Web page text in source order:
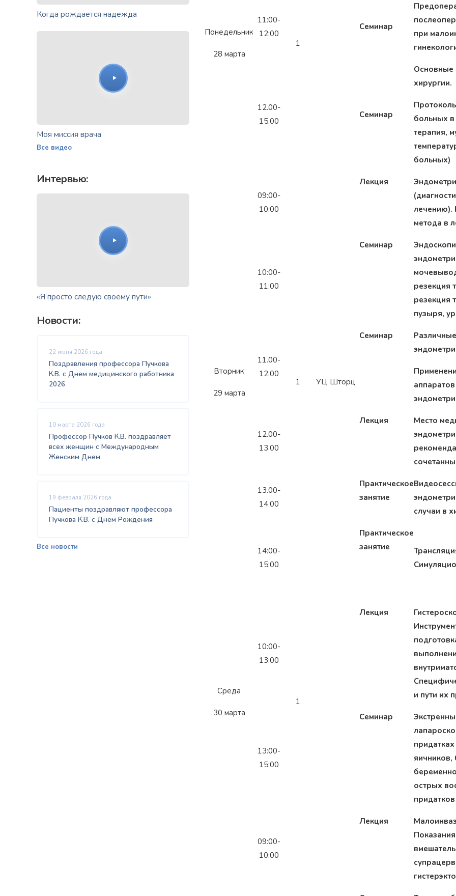
Когда рождается надежда
Моя миссия врача
Все видео
Интервью:
«Я просто следую своему пути»
Новости:
22 июня 2026 года
Поздравления профессора Пучкова
К.В. с Днем медицинского работника
2026
10 марта 2026 года
Профессор Пучков К.В. поздравляет
всех женщин с Международным
Женским Днем
19 февраля 2026 года
Пациенты поздравляют профессора
Пучкова К.В. с Днем Рождения
Все новости
Понедельник
28 марта
1
11:00-
12:00
Семинар
при
12.00-
15.00
Семинар
Основные
хирургии.
больных в
терапия,
больных)
Вторник
29 марта
09:00-
10:00
1 УЦ Шторц
Лекция
лечению).
метода в
10:00-
11:00
Семинар
резекция
резекция
пузыря,
11.00-
12.00
Семинар
12.00-
13.00
Лекция
Место
13.00-
14.00
Практическое
занятие
случаи в
14:00-
15:00
Практическое
занятие
Среда
30 марта
1
10:00-
13:00
Лекция
и пути их
13:00-
15:00
Семинар
яичников,
острых
09:00-
10:00
Лекция